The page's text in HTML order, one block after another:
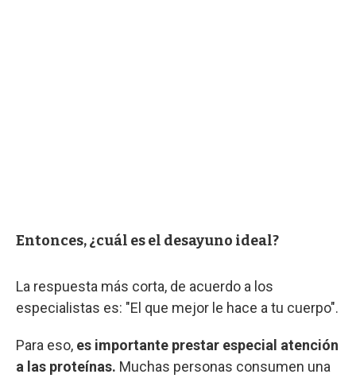
Entonces, ¿cuál es el desayuno ideal?
La respuesta más corta, de acuerdo a los
especialistas es: "El que mejor le hace a tu cuerpo".
Para eso, es importante prestar especial atención
a las proteínas. Muchas personas consumen una